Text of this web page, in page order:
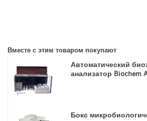
Вместе с этим товаром покупают
Автоматический
анализатор Biochem
Бокс